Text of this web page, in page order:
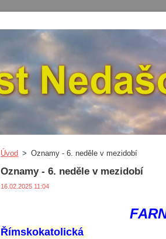
Úvod > Oznamy - 6. neděle v mezidobí
Oznamy - 6. neděle v mezidobí
16.02.2025 11:04
Římskokatolická